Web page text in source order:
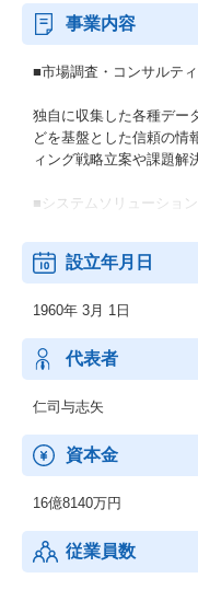
事業内容
■市場調査・コンサルテ
独自に収集した各種デー
どを基盤とした信頼の情
ィング戦略立案や課題解
■システムソリューショ
システム開発技術や業界
ムサービスを提供
設立年月日
1960年 3月 1日
代表者
仁司与志矢
資本金
16億8140万円
従業員数